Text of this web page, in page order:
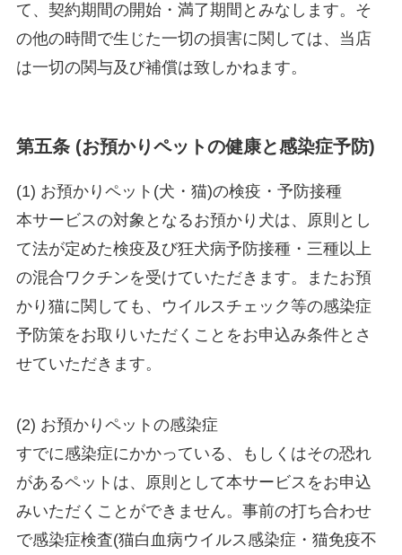
て、契約期間の開始・満了期間とみなします。そ
の他の時間で生じた一切の損害に関しては、当店
は一切の関与及び補償は致しかねます。
第五条 (お預かりペットの健康と感染症予防)
(1) お預かりペット(犬・猫)の検疫・予防接種
本サービスの対象となるお預かり犬は、原則とし
て法が定めた検疫及び狂犬病予防接種・三種以上
の混合ワクチンを受けていただきます。またお預
かり猫に関しても、ウイルスチェック等の感染症
予防策をお取りいただくことをお申込み条件とさ
せていただきます。
(2) お預かりペットの感染症
すでに感染症にかかっている、もしくはその恐れ
があるペットは、原則として本サービスをお申込
みいただくことができません。事前の打ち合わせ
で感染症検査(猫白血病ウイルス感染症・猫免疫不